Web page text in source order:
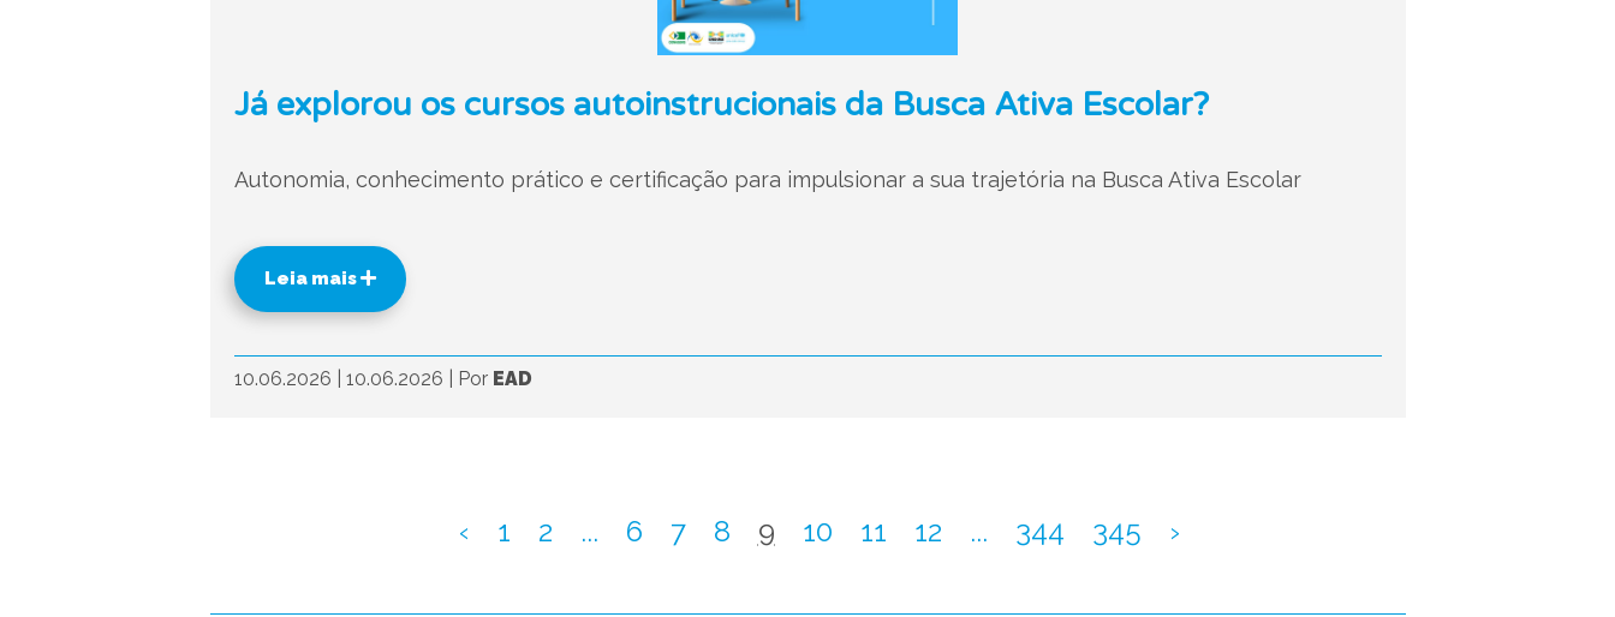
Já explorou os cursos autoinstrucionais da Busca Ativa Escolar?
Autonomia, conhecimento prático e certificação para impulsionar a sua trajetória na Busca Ativa Escolar
Leia mais
10.06.2026 10.06.2026 Por EAD
‹ 1 2 ... 6 7 8 9 10 11 12 ... 344 345 ›